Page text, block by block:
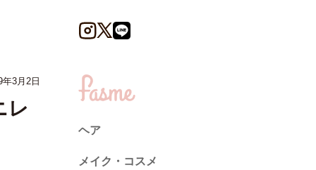
3月2日
レ
ヘア
メイク・コスメ